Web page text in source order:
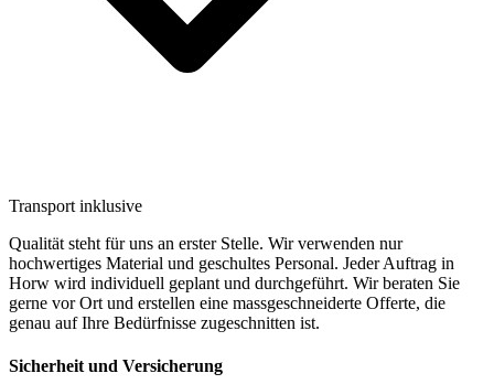
Transport inklusive
Qualität steht für uns an erster Stelle. Wir verwenden nur
hochwertiges Material und geschultes Personal. Jeder Auftrag in
Horw wird individuell geplant und durchgeführt. Wir beraten Sie
gerne vor Ort und erstellen eine massgeschneiderte Offerte, die
genau auf Ihre Bedürfnisse zugeschnitten ist.
Sicherheit und Versicherung